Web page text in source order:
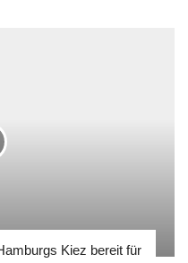
Kiez bereit für